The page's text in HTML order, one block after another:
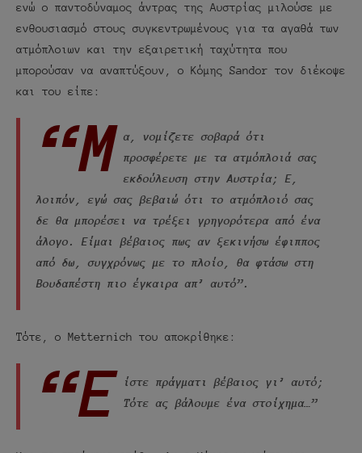
ενώ ο παντοδύναμος άντρας της Αυστρίας μιλούσε με
ενθουσιασμό στους συγκεντρωμένους για τα αγαθά των
ατμόπλοιων και την εξαιρετική ταχύτητα που
μπορούσαν να αναπτύξουν, ο Κόμης Sandor τον διέκοψε
και του είπε:
“Μ α, νομίζετε σοβαρά ότι
προσφέρετε με τα ατμόπλοιά σας
εκδούλευση στην Αυστρία; Ε,
λοιπόν, εγώ σας βεβαιώ ότι το ατμόπλοιό σας
δε θα μπορέσει να τρέξει γρηγορότερα από ένα
άλογο. Είμαι βέβαιος πως αν ξεκινήσω έφιππος
από δω, συγχρόνως με το πλοίο, θα φτάσω στη
Βουδαπέστη πιο έγκαιρα απ’ αυτό”.
Τότε, ο Metternich του αποκρίθηκε:
“Ε ίστε πράγματι βέβαιος γι’ αυτό;
Τότε ας βάλουμε ένα στοίχημα…”